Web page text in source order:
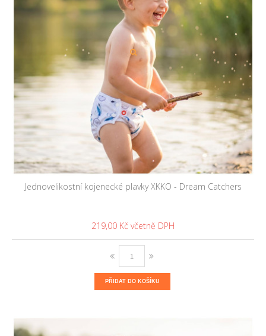
Jednovelikostní kojenecké plavky XKKO - Dream Catchers
219,00 Kč
PŘIDAT DO KOŠÍKU